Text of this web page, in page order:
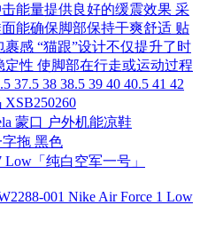
能量提供良好的缓震效果 采
能确保脚部保持干爽舒适 贴
感 “猫跟”设计不仅提升了时
性 使脚部在行走或运动过程
37.5 38 38.5 39 40 40.5 41 42
XSB250260
蒙口 户外机能凉鞋
字拖 黑色
Low「纯白空军一号」
001 Nike Air Force 1 Low